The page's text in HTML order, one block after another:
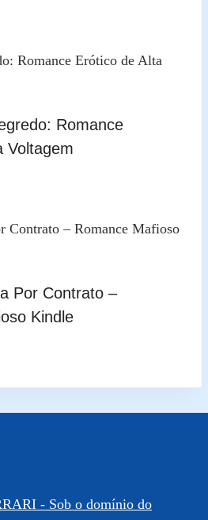
Romance
Voltagem
Por Contrato –
Kindle